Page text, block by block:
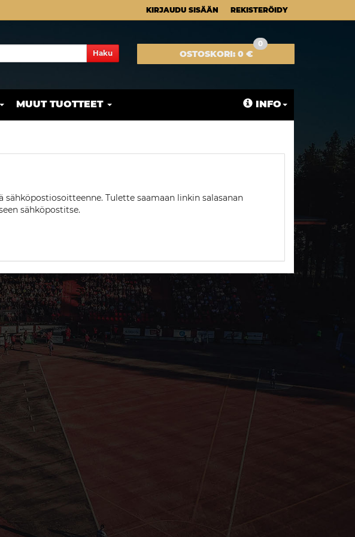
KIRJAUDU SISÄÄN REKISTERÖIDY
Haku OSTOSKORI:0 €
0
MUUT TUOTTEET INFO
sähköpostiosoitteenne. Tulette saamaan linkin salasanan
sähköpostitse.